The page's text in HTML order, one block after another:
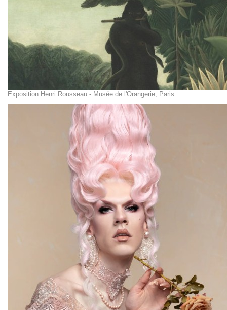
Exposition Henri Rousseau - Musée de l'Orangerie, Paris